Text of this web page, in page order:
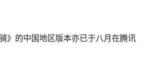
》的中国地区版本亦已于八月在腾讯